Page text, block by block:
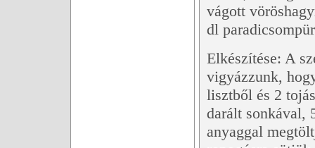
vágott
dl
Elkészítése: A
vigyázzunk,
lisztből és 2
darált sonkával,
anyaggal